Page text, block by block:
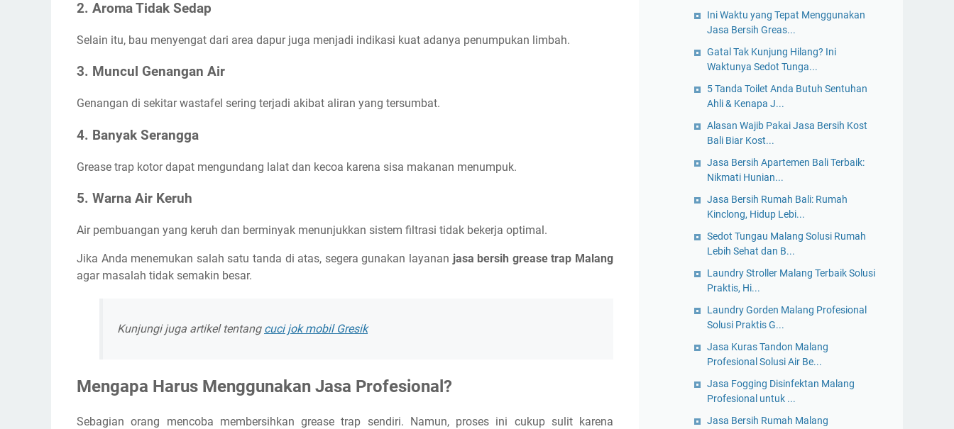
2. Aroma Tidak Sedap
Selain itu, bau menyengat dari area dapur juga menjadi indikasi kuat adanya penumpukan limbah.
3. Muncul Genangan Air
Genangan di sekitar wastafel sering terjadi akibat aliran yang tersumbat.
4. Banyak Serangga
Grease trap kotor dapat mengundang lalat dan kecoa karena sisa makanan menumpuk.
5. Warna Air Keruh
Air pembuangan yang keruh dan berminyak menunjukkan sistem filtrasi tidak bekerja optimal.
Jika Anda menemukan salah satu tanda di atas, segera gunakan layanan jasa bersih grease trap Malang
agar masalah tidak semakin besar.
Kunjungi juga artikel tentang cuci jok mobil Gresik
Mengapa Harus Menggunakan Jasa Profesional?
Sebagian orang mencoba membersihkan grease trap sendiri. Namun, proses ini cukup sulit karena
Ini Waktu yang Tepat Menggunakan
Jasa Bersih Greas...
Gatal Tak Kunjung Hilang? Ini
Waktunya Sedot Tunga...
5 Tanda Toilet Anda Butuh Sentuhan
Ahli & Kenapa J...
Alasan Wajib Pakai Jasa Bersih Kost
Bali Biar Kost...
Jasa Bersih Apartemen Bali Terbaik:
Nikmati Hunian...
Jasa Bersih Rumah Bali: Rumah
Kinclong, Hidup Lebi...
Sedot Tungau Malang Solusi Rumah
Lebih Sehat dan B...
Laundry Stroller Malang Terbaik Solusi
Praktis, Hi...
Laundry Gorden Malang Profesional
Solusi Praktis G...
Jasa Kuras Tandon Malang
Profesional Solusi Air Be...
Jasa Fogging Disinfektan Malang
Profesional untuk ...
Jasa Bersih Rumah Malang